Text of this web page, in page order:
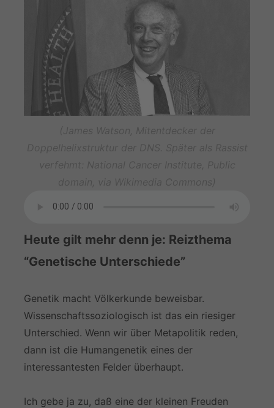
Heute gilt mehr denn je: Reizthema
“Genetische Unterschiede”
Genetik macht Völkerkunde beweisbar.
Wissenschaftssoziologisch ist das ein riesiger
Unterschied. Wenn wir über Metapolitik reden,
dann ist die Humangenetik eines der
interessantesten Felder überhaupt.
Ich gebe ja zu, daß eine der kleinen Freuden